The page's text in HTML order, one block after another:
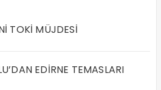
TOKİ MÜJDESİ
EDİRNE TEMASLARI